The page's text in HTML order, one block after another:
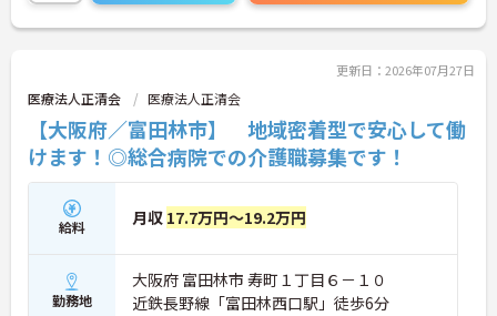
更新日：2026年07月27日
医療法人正清会 医療法人正清会
【大阪府／富田林市】 地域密着型で安心して働
けます！◎総合病院での介護職募集です！
給料 月収 17.7万円～19.2万円
勤務地
大阪府 富田林市 寿町１丁目６－１０
近鉄長野線「富田林西口駅」徒歩6分